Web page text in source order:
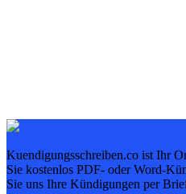
Kuendigungsschreiben.co ist Ihr
Sie kostenlos PDF- oder Word-
Sie uns Ihre Kündigungen per